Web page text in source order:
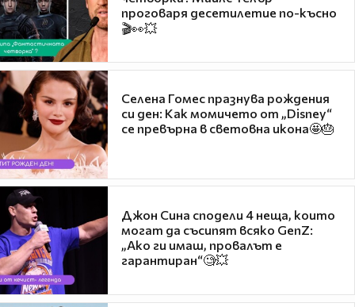
проговаря десетилетие по-късно
🎬👀💥
Селена Гомес празнува рождения
си ден: Как момичето от „Disney“
се превърна в световна икона🤩🎂
Джон Сина сподели 4 неща, които
могат да съсипят всяко GenZ:
„Ако ги имаш, провалът е
гарантиран“🧐💥